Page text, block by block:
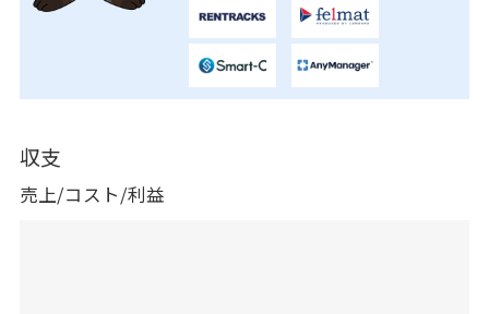
収支
売上/コスト/利益